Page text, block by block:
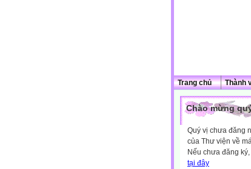
Trang chủ Thành
Chào mừng
Quý vị chưa đăng
của Thư viện về
Nếu chưa đăng
tại đây